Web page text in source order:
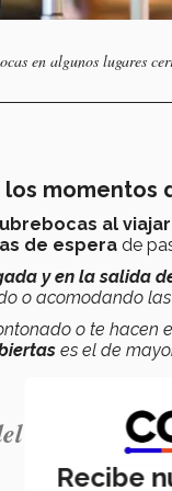
en algunos lugares
momentos
al
de espera de
y en la salida
o acomodando
o te hacen
es el de
avión están
Recibe